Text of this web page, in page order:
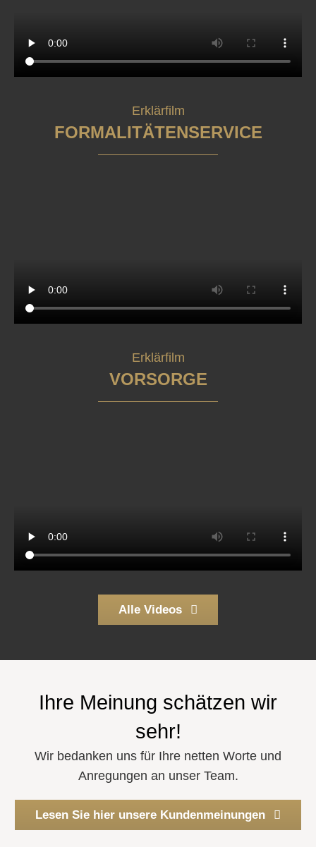
Erklärfilm
FORMALITÄTENSERVICE
Erklärfilm
VORSORGE
Alle Videos
Ihre Meinung schätzen wir
sehr!
Wir bedanken uns für Ihre netten Worte und
Anregungen an unser Team.
Lesen Sie hier unsere Kundenmeinungen